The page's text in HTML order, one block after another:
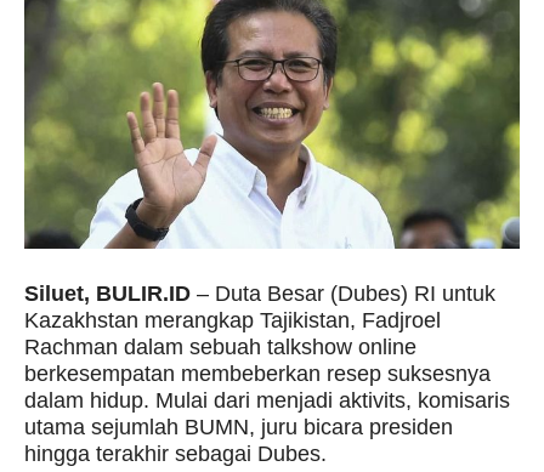
Siluet, BULIR.ID – Duta Besar (Dubes) RI untuk
Kazakhstan merangkap Tajikistan, Fadjroel
Rachman dalam sebuah talkshow online
berkesempatan membeberkan resep suksesnya
dalam hidup. Mulai dari menjadi aktivits, komisaris
utama sejumlah BUMN, juru bicara presiden
hingga terakhir sebagai Dubes.